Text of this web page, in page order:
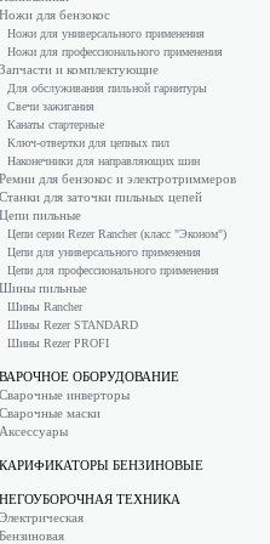
Ножи для бензокос
Ножи для универсального применения
Ножи для профессионального применения
Запчасти и комплектующие
Для обслуживания пильной гарнитуры
Свечи зажигания
Канаты стартерные
Ключ-отвертки для цепных пил
Наконечники для направляющих шин
Ремни для бензокос и электротриммеров
Станки для заточки пильных цепей
Цепи пильные
Цепи серии Rezer Rancher (класс "Эконом")
Цепи для универсального применения
Цепи для профессионального применения
Шины пильные
Шины Rancher
Шины Rezer STANDARD
Шины Rezer PROFI
ОБОРУДОВАНИЕ
Сварочные инверторы
Сварочные маски
Аксессуары
БЕНЗИНОВЫЕ
ТЕХНИКА
Электрическая
Бензиновая